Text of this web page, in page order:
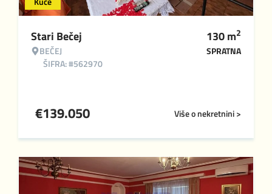
Stari Bečej
BEČEJ
ŠIFRA: #562970
130m2
SPRATNA
Više o nekretnini >
€139.050